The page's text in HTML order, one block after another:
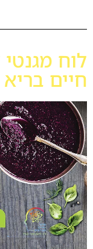
לוח
חיים בריא